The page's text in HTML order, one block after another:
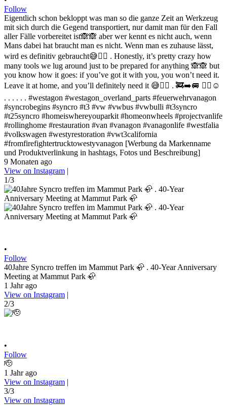
Follow
Eigentlich schon bekloppt was man so die ganze Zeit an Werkzeug
mit sich durch die Gegend transportiert, nur damit man für den Fall
aller Fälle vorbereitet ist🙈🙈 aber wer kennt es nicht auch, wenn
Mans dabei hat braucht man es nicht. Wenn man es zuhause lässt,
wird es definitiv gebraucht😅✌🏻 . Honestly, it’s pretty crazy how
many tools we lug around just to be prepared for anything 🙈🙈 but
you know how it goes: if you’ve got it with you, you won’t need it.
Leave it at home, and you’ll definitely need it 😅✌🏻 . 🚒➡️🚐 ✌🏻☺️
. . . . . . #westagon #westagon_overland_parts #feuerwehrvanagon
#syncrobegins #syncro #t3 #vw #vwbus #vwbulli #t3syncro
#t25syncro #homeiswhereyouparkit #homeonwheels #projectvanlife
#rollinghome #restauration #van #vanagon #vanagonlife #westfalia
#volkswagen #westyrestoration #vwt3california
#fromfirefightertrucktowestyvanagon [Werbung da Markenname
und Produktverlinkung in hashtags, Fotos und Beschreibung]
9 Monaten ago
View on Instagram |
1/3
•
Follow
40Jahre Syncro treffen im Mammut Park 🦣 . 40-Year Anniversary
Meeting at Mammut Park 🦣
1 Jahr ago
View on Instagram |
2/3
•
Follow
🫡
1 Jahr ago
View on Instagram |
3/3
View on Instagram